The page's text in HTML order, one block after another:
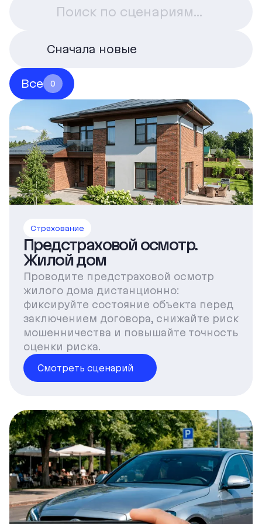
Сначала новые
Все 0
Страхование
Предстраховой осмотр.
Жилой дом
Проводите предстраховой осмотр
жилого дома дистанционно:
фиксируйте состояние объекта перед
заключением договора, снижайте риск
мошенничества и повышайте точность
оценки риска.
Смотреть сценарий